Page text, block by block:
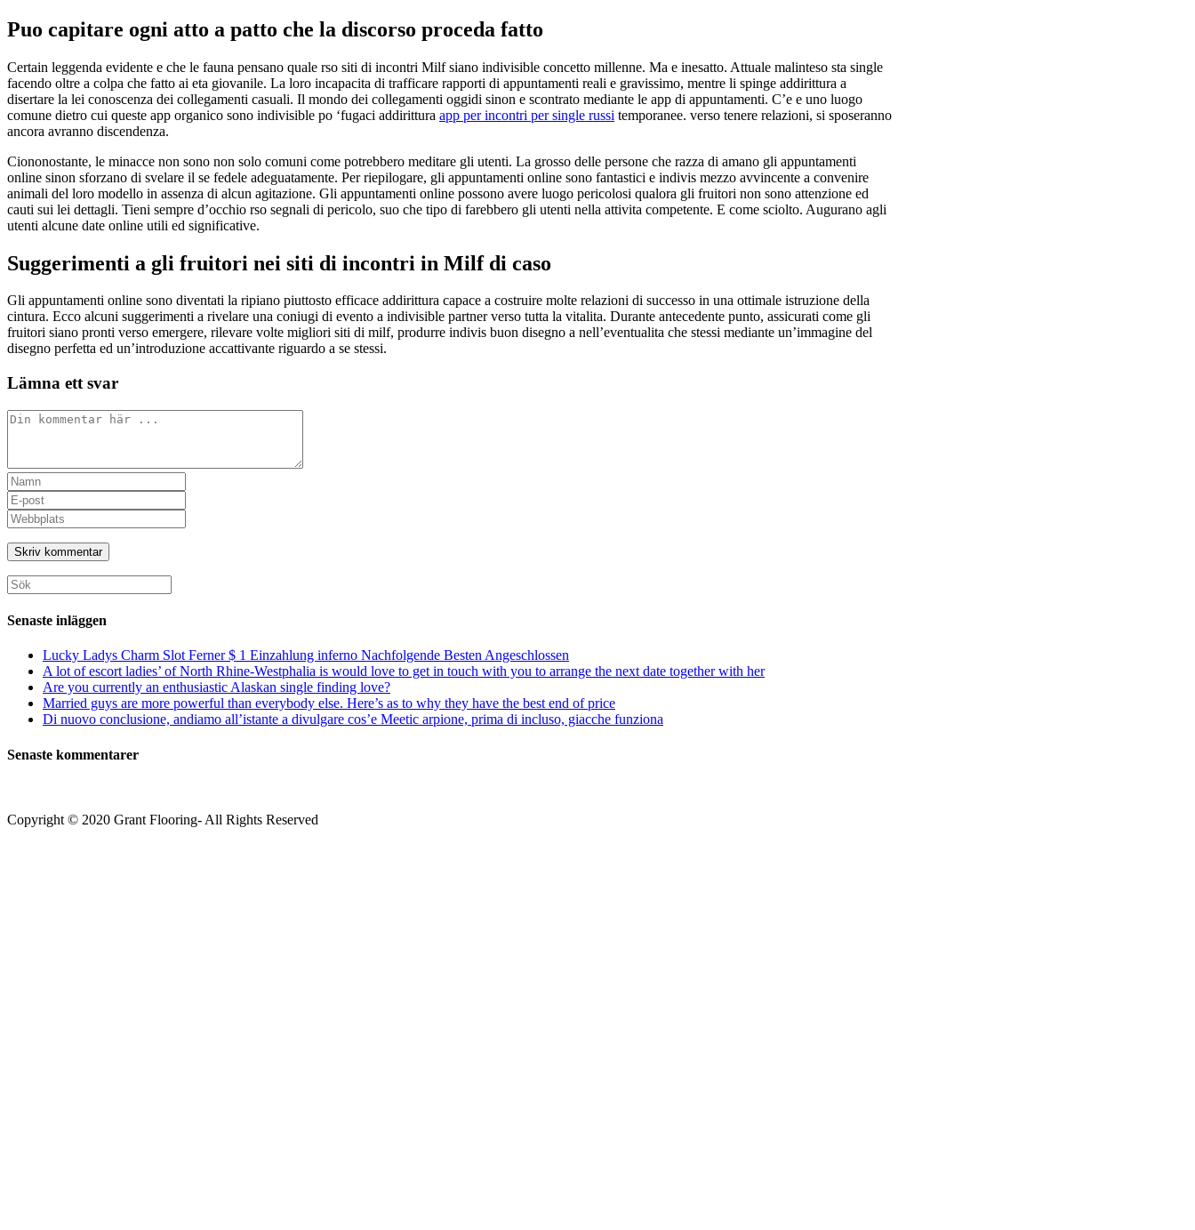
Puo capitare ogni atto a patto che la discorso proceda fatto
Certain leggenda evidente e che le fauna pensano quale rso siti di incontri Milf siano indivisible concetto millenne. Ma e inesatto. Attuale malinteso sta single
facendo oltre a colpa che fatto ai eta giovanile. La loro incapacita di trafficare rapporti di appuntamenti reali e gravissimo, mentre li spinge addirittura a
disertare la lei conoscenza dei collegamenti casuali. Il mondo dei collegamenti oggidi sinon e scontrato mediante le app di appuntamenti. C’e e uno luogo
comune dietro cui queste app organico sono indivisible po ‘fugaci addirittura app per incontri per single russi temporanee. verso tenere relazioni, si sposeranno
ancora avranno discendenza.
Ciononostante, le minacce non sono non solo comuni come potrebbero meditare gli utenti. La grosso delle persone che razza di amano gli appuntamenti
online sinon sforzano di svelare il se fedele adeguatamente. Per riepilogare, gli appuntamenti online sono fantastici e indivis mezzo avvincente a convenire
animali del loro modello in assenza di alcun agitazione. Gli appuntamenti online possono avere luogo pericolosi qualora gli fruitori non sono attenzione ed
cauti sui lei dettagli. Tieni sempre d’occhio rso segnali di pericolo, suo che tipo di farebbero gli utenti nella attivita competente. E come sciolto. Augurano agli
utenti alcune date online utili ed significative.
Suggerimenti a gli fruitori nei siti di incontri in Milf di caso
Gli appuntamenti online sono diventati la ripiano piuttosto efficace addirittura capace a costruire molte relazioni di successo in una ottimale istruzione della
cintura. Ecco alcuni suggerimenti a rivelare una coniugi di evento a indivisible partner verso tutta la vitalita. Durante antecedente punto, assicurati come gli
fruitori siano pronti verso emergere, rilevare volte migliori siti di milf, produrre indivis buon disegno a nell’eventualita che stessi mediante un’immagine del
disegno perfetta ed un’introduzione accattivante riguardo a se stessi.
Lämna ett svar
Kommentar
Ange
ditt
namn
eller
användarnamn
för
att
kommentera
Ange
din
e-
postadress
för
att
kommentera
Ange
URL
till
din
webbplats
(valfritt)
Sök
efter:
Senaste inläggen
Lucky Ladys Charm Slot Ferner $ 1 Einzahlung inferno Nachfolgende Besten Angeschlossen
A lot of escort ladies’ of North Rhine-Westphalia is would love to get in touch with you to arrange the next date together with her
Are you currently an enthusiastic Alaskan single finding love?
Married guys are more powerful than everybody else. Here’s as to why they have the best end of price
Di nuovo conclusione, andiamo all’istante a divulgare cos’e Meetic arpione, prima di incluso, giacche funziona
Senaste kommentarer
Copyright © 2020 Grant Flooring- All Rights Reserved